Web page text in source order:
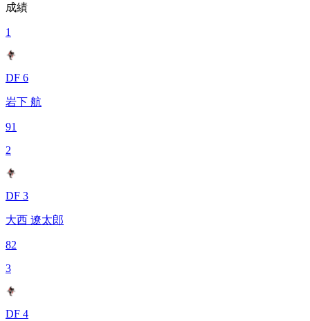
成績
1
DF 6
岩下 航
91
2
DF 3
大西 遼太郎
82
3
DF 4